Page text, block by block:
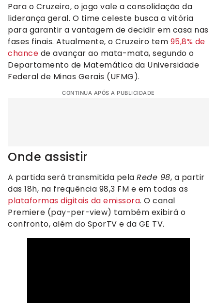
Para o Cruzeiro, o jogo vale a consolidação da
liderança geral. O time celeste busca a vitória
para garantir a vantagem de decidir em casa nas
fases finais. Atualmente, o Cruzeiro tem 95,8% de
chance de avançar ao mata-mata, segundo o
Departamento de Matemática da Universidade
Federal de Minas Gerais (UFMG).
CONTINUA APÓS A PUBLICIDADE
Onde assistir
A partida será transmitida pela Rede 98, a partir
das 18h, na frequência 98,3 FM e em todas as
plataformas digitais da emissora. O canal
Premiere (pay-per-view) também exibirá o
confronto, além do SporTV e da GE TV.